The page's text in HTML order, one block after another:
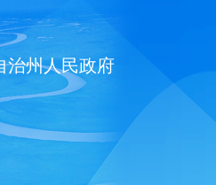
治州人民政府